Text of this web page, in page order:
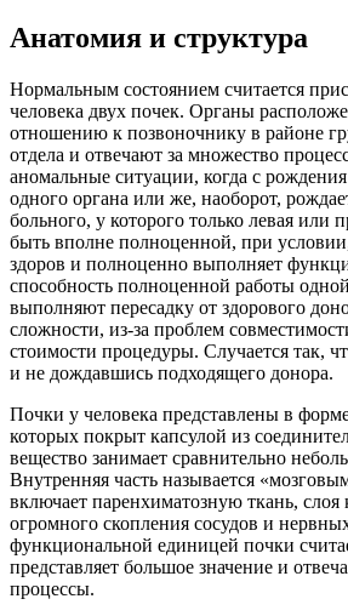
Анатомия и структура
Нормальным состоянием считается
человека двух почек. Органы
отношению к позвоночнику в районе
отдела и отвечают за множество
аномальные ситуации, когда с
одного органа или же, наоборот,
больного, у которого только левая или
быть вполне полноценной, при
здоров и полноценно выполняет
способность полноценной работы
выполняют пересадку от здорового
сложности, из-за проблем
стоимости процедуры. Случается так,
и не дождавшись подходящего донора.
Почки у человека представлены в
которых покрыт капсулой из
вещество занимает сравнительно
Внутренняя часть называется
включает паренхиматозную ткань, слоя
огромного скопления сосудов и
функциональной единицей почки
представляет большое значение и
процессы.